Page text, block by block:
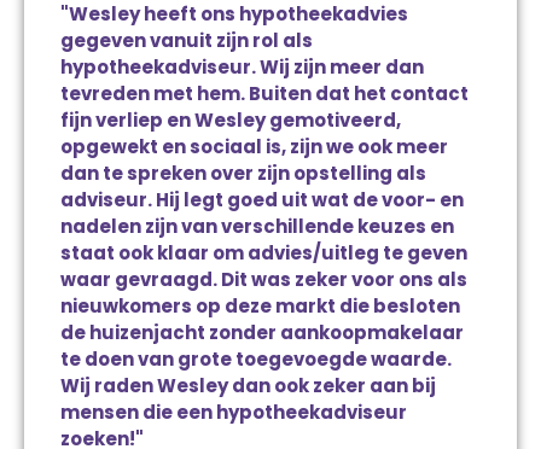
"Wesley heeft ons hypotheekadvies
gegeven vanuit zijn rol als
hypotheekadviseur. Wij zijn meer dan
tevreden met hem. Buiten dat het contact
fijn verliep en Wesley gemotiveerd,
opgewekt en sociaal is, zijn we ook meer
dan te spreken over zijn opstelling als
adviseur. Hij legt goed uit wat de voor- en
nadelen zijn van verschillende keuzes en
staat ook klaar om advies/uitleg te geven
waar gevraagd. Dit was zeker voor ons als
nieuwkomers op deze markt die besloten
de huizenjacht zonder aankoopmakelaar
te doen van grote toegevoegde waarde.
Wij raden Wesley dan ook zeker aan bij
mensen die een hypotheekadviseur
zoeken!"